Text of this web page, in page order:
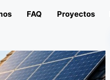
FAQ Proyectos